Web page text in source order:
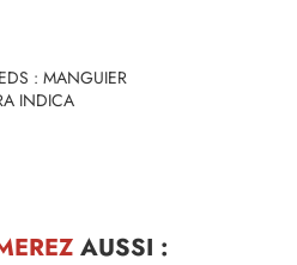
: MANGUIER
INDICA
AUSSI :